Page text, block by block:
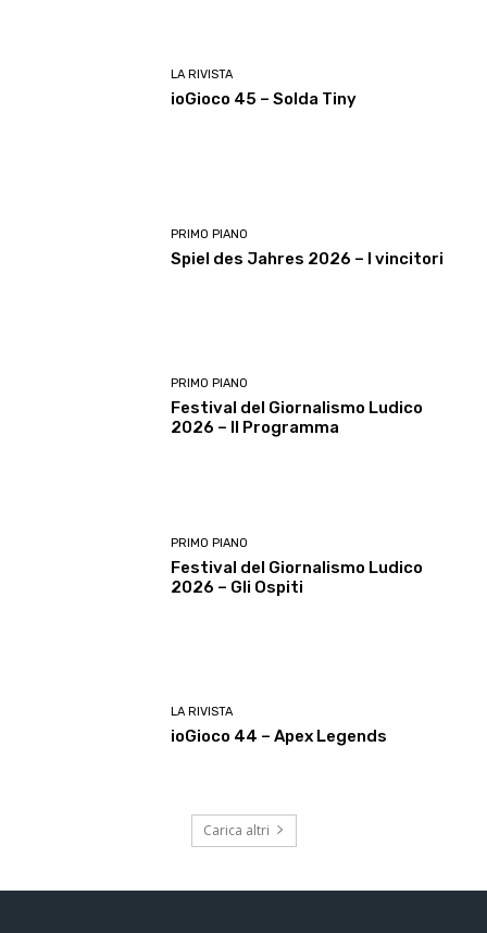
LA RIVISTA
ioGioco 45 – Solda Tiny
PRIMO PIANO
Spiel des Jahres 2026 – I vincitori
PRIMO PIANO
Festival del Giornalismo Ludico
2026 – Il Programma
PRIMO PIANO
Festival del Giornalismo Ludico
2026 – Gli Ospiti
LA RIVISTA
ioGioco 44 – Apex Legends
Carica altri